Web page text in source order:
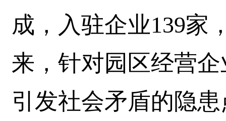
成，入驻企业139家
来，针对园区经营
引发社会矛盾的隐